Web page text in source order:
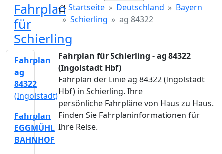
Fahrplan
für
Schierling
Startseite Deutschland
Bayern
Schierling
ag 84322
Fahrplan für Schierling - ag 84322
(Ingolstadt Hbf)
Fahrplan der Linie ag 84322 (Ingolstadt
Hbf) in Schierling. Ihre
persönliche Fahrpläne von Haus zu Haus.
Finden Sie Fahrplaninformationen für
Ihre Reise.
Fahrplan
ag
84322
(Ingolstadt)
Fahrplan
EGGMÜHL
BAHNHOF